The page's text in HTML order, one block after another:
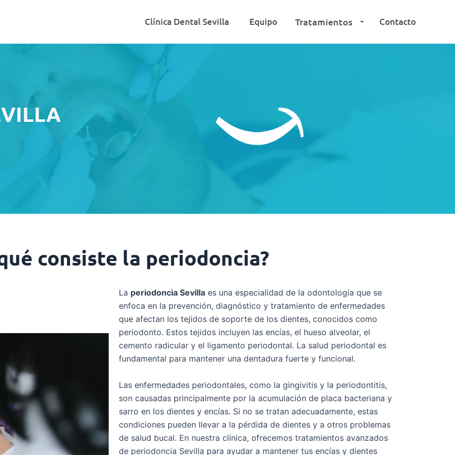
Clínica Dental Sevilla Equipo Tratamientos Contacto
consiste la periodoncia?
La periodoncia Sevilla es una especialidad de la odontología que se
enfoca en la prevención, diagnóstico y tratamiento de enfermedades
que afectan los tejidos de soporte de los dientes, conocidos como
periodonto. Estos tejidos incluyen las encías, el hueso alveolar, el
cemento radicular y el ligamento periodontal. La salud periodontal es
fundamental para mantener una dentadura fuerte y funcional.
Las enfermedades periodontales, como la gingivitis y la periodontitis,
son causadas principalmente por la acumulación de placa bacteriana y
sarro en los dientes y encías. Si no se tratan adecuadamente, estas
condiciones pueden llevar a la pérdida de dientes y a otros problemas
de salud bucal. En nuestra clínica, ofrecemos tratamientos avanzados
de periodoncia Sevilla para ayudar a mantener tus encías y dientes